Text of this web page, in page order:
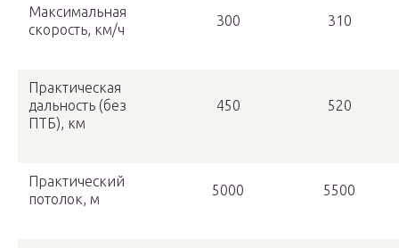
Максимальная
скорость, км/ч
300 310
Практическая
дальность (без
ПТБ), км
450 520
Практический
потолок, м
5000 5500